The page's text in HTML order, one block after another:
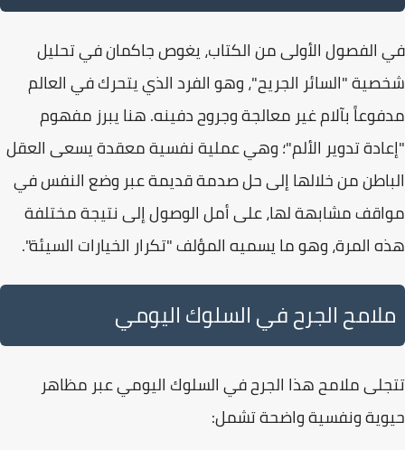
في الفصول الأولى من الكتاب، يغوص جاكمان في تحليل
شخصية "السائر الجريح"، وهو الفرد الذي يتحرك في العالم
مدفوعاً بآلام غير معالجة وجروح دفينه. هنا يبرز مفهوم
"إعادة تدوير الألم"؛ وهي عملية نفسية معقدة يسعى العقل
الباطن من خلالها إلى حل صدمة قديمة عبر وضع النفس في
مواقف مشابهة لها، على أمل الوصول إلى نتيجة مختلفة
هذه المرة، وهو ما يسميه المؤلف "تكرار الخيارات السيئة".
ملامح الجرح في السلوك اليومي
تتجلى ملامح هذا الجرح في السلوك اليومي عبر مظاهر
حيوية ونفسية واضحة تشمل: